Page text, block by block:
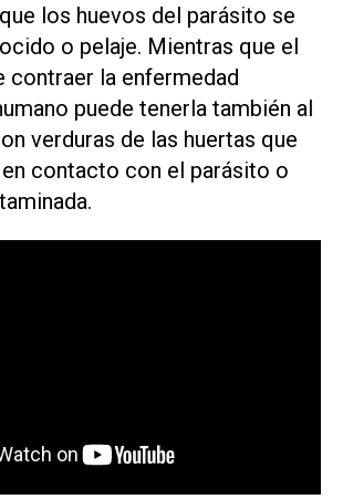
los huevos del parásito se
o pelaje. Mientras que el
contraer la enfermedad
puede tenerla también al
verduras de las huertas que
en contacto con el parásito o